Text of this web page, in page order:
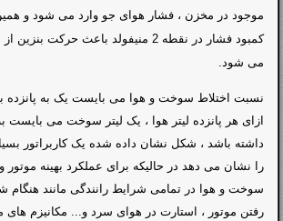
موجود در مخزن ، فشار هوای جو وارد می شود و
کمبود فشار در نقطه 2 منیفولد باعث حرکت
می شود.
نسبت اختلاط سوخت و هوا می بایست یک به پانزده
ازای هر پانزده لیتر هوا ، یک لیتر سوخت می بایست
داشته باشد ، شکل نشان داده شده یک کاربراتور
را نشان می دهد در حالیکه برای عملکرد بهینه موتور
سوخت و هوا در تمامی شرایط رانندگی مانند هنگام
رفتن موتور ، استارت در هوای سرد و... مکانیزم های